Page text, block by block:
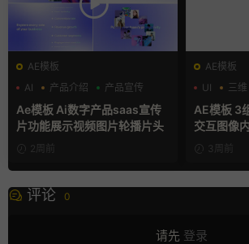
AE模板
AI
产品介绍 产品宣传
Ae模板 Ai数字产品saas宣传
片功能展示视频图片轮播片头
2周前
AE模板
UI
三维
AE模板 3
交互图像
3周前
评论 0
请先 登录